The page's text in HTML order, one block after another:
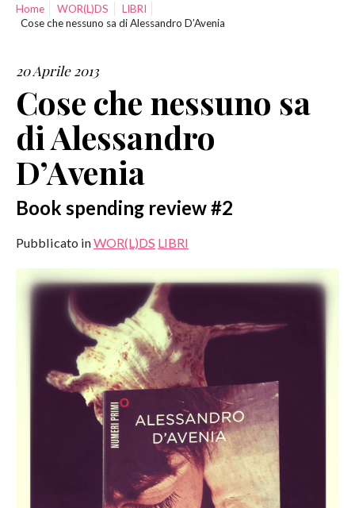
WOR(L)DS
COLLABORAZIONI
CONTATTI
Home WOR(L)DS
LIBRI
Cose che nessuno sa di Alessandro D’Avenia
20 Aprile 2013
Cose che nessuno sa
di Alessandro
D’Avenia
Book spending review #2
Pubblicato inWOR(L)DS LIBRI